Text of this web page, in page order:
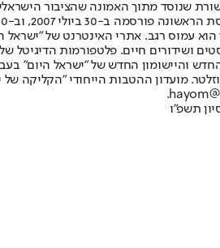
שנוסד מתוך האמונה שהציבור הישראלי
ושידורים חיים. פלטפורמות הדיגיטל
האתר החדש והיישומון החדש של "ישראל
מועדון ההטבות הייחודי "הקליקה
תשפ"ו